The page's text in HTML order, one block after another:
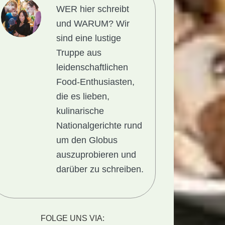
WER hier schreibt
und WARUM?Wir
sind eine lustige
Truppe aus
leidenschaftlichen
Food-Enthusiasten,
die es lieben,
kulinarische
Nationalgerichte rund
um den Globus
auszuprobieren und
darüber zu schreiben.
FOLGE UNS VIA: